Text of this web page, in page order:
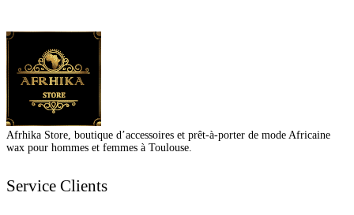
Afrhika Store, boutique d’accessoires et prêt-à-porter de mode Africaine
wax pour hommes et femmes à Toulouse.
Service Clients